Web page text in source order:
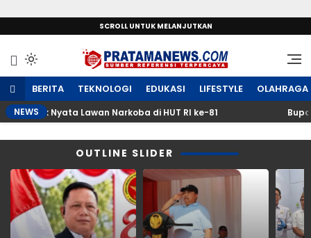
SCROLL UNTUK MELANJUTKAN
PratamaNews.com
Sumber Referensi Terpercaya
BERITA TEKNOLOGI EDUKASI LIFESTYLE OLAHRAGA
NEWSNyata Lawan Narkoba di HUT RI ke-81 Bupati
OUTLINE SLIDER